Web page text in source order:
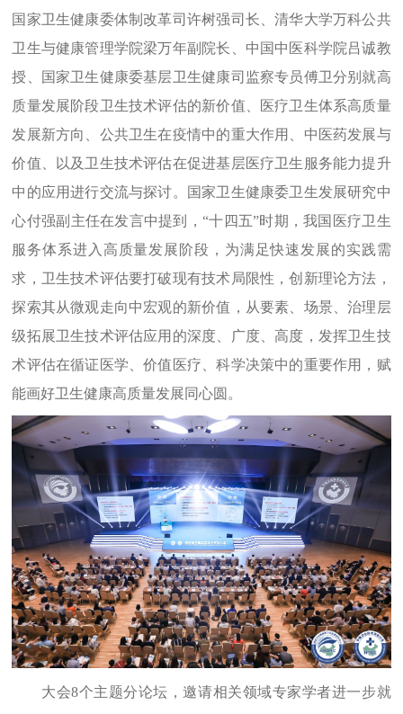
国家卫生健康委体制改革司许树强司长、清华大学万科公共
卫生与健康管理学院梁万年副院长、中国中医科学院吕诚教
授、国家卫生健康委基层卫生健康司监察专员傅卫分别就高
质量发展阶段卫生技术评估的新价值、医疗卫生体系高质量
发展新方向、公共卫生在疫情中的重大作用、中医药发展与
价值、以及卫生技术评估在促进基层医疗卫生服务能力提升
中的应用进行交流与探讨。
国家卫生健康委卫生发展研究中
心付强副主任在发言中提到， “十四五”时期，我国医疗卫生
服务体系进入高质量发展阶段，为满足快速发展的实践需
求，卫生技术评估要打破现有技术局限性，创新理论方法，
探索其从微观走向中宏观的新价值，从要素、场景、治理层
级拓展卫生技术评估应用的深度、广度、高度，发挥卫生技
术评估在循证医学、价值医疗、科学决策中的重要作用，赋
能画好卫生健康高质量发展同心圆。
大会8个主题分论坛，邀请相关领域专家学者进一步就